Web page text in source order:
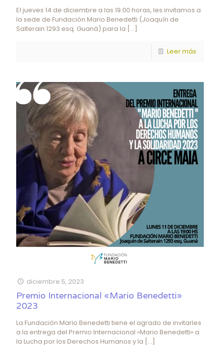
El jueves 14 de diciembre a las 19:00 horas, les invitamos a
la sede de Fundación Mario Benedetti (Joaquín de
Salterain 1293 esq. Guaná) para la […]
Leer más
diciembre 5, 2023
Premio Internacional «Mario Benedetti»
2023
La Fundación Mario Benedetti tiene el agrado de invitarles
a la entrega del Premio Internacional «Mario Benedetti» a
la Lucha por los Derechos Humanos y la […]